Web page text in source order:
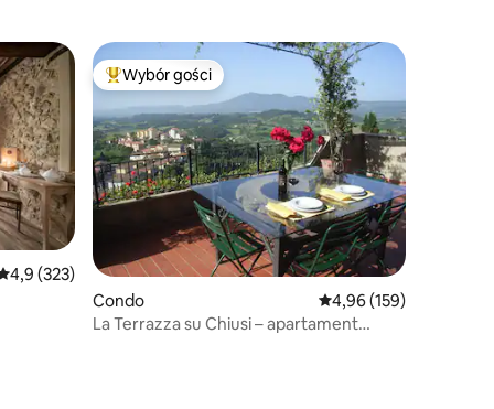
ocena: 4,9 na 5, liczba recenzji: 323
4,9 (323)
Najpopularniejsze z kategorii Wybór gości
Wybór gości
Condo Średnia ocena: 4,96
4,96 (159)
La Terrazza su Chiusi – apartament